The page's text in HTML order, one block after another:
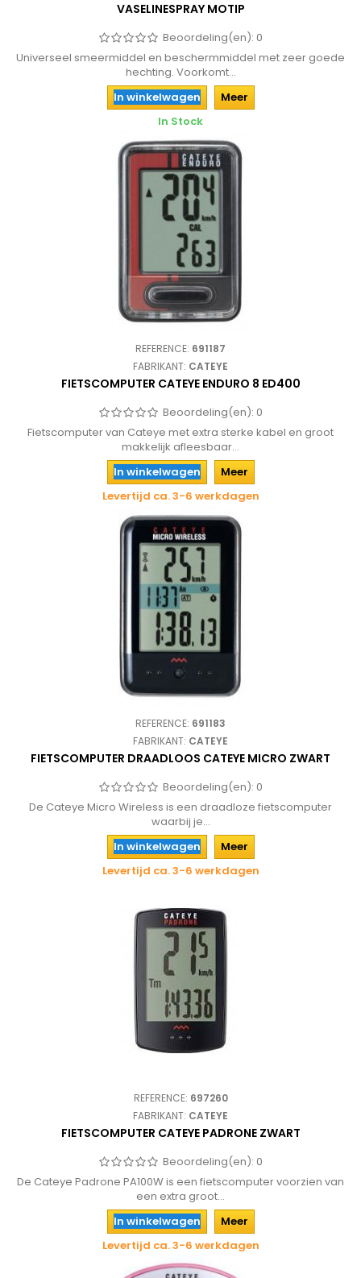
VASELINESPRAY MOTIP
Beoordeling(en): 0
Universeel smeermiddel en beschermmiddel met zeer goede
hechting. Voorkomt...
In winkelwagen
Meer
In Stock
REFERENCE: 691187
FABRIKANT: CATEYE
FIETSCOMPUTER CATEYE ENDURO 8 ED400
Beoordeling(en): 0
Fietscomputer van Cateye met extra sterke kabel en groot
makkelijk afleesbaar...
In winkelwagen
Meer
Levertijd ca. 3-6 werkdagen
REFERENCE: 691183
FABRIKANT: CATEYE
FIETSCOMPUTER DRAADLOOS CATEYE MICRO ZWART
Beoordeling(en): 0
De Cateye Micro Wireless is een draadloze fietscomputer
waarbij je...
In winkelwagen
Meer
Levertijd ca. 3-6 werkdagen
REFERENCE: 697260
FABRIKANT: CATEYE
FIETSCOMPUTER CATEYE PADRONE ZWART
Beoordeling(en): 0
De Cateye Padrone PA100W is een fietscomputer voorzien van
een extra groot...
In winkelwagen
Meer
Levertijd ca. 3-6 werkdagen